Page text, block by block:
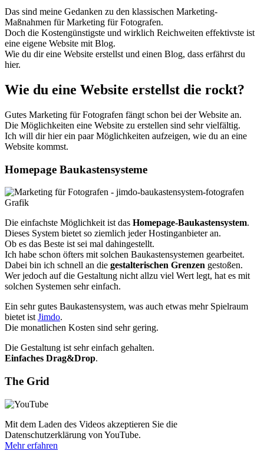
Das sind meine Gedanken zu den klassischen Marketing-
Maßnahmen für Marketing für Fotografen.
Doch die Kostengünstigste und wirklich Reichweiten effektivste ist
eine eigene Website mit Blog.
Wie du dir eine Website erstellst und einen Blog, dass erfährst du
hier.
Wie du eine Website erstellst die rockt?
Gutes Marketing für Fotografen fängt schon bei der Website an.
Die Möglichkeiten eine Website zu erstellen sind sehr vielfältig.
Ich will dir hier ein paar Möglichkeiten aufzeigen, wie du an eine
Website kommst.
Homepage Baukastensysteme
Die einfachste Möglichkeit ist das Homepage-Baukastensystem.
Dieses System bietet so ziemlich jeder Hostinganbieter an.
Ob es das Beste ist sei mal dahingestellt.
Ich habe schon öfters mit solchen Baukastensystemen gearbeitet.
Dabei bin ich schnell an die gestalterischen Grenzen gestoßen.
Wer jedoch auf die Gestaltung nicht allzu viel Wert legt, hat es mit
solchen Systemen sehr einfach.
Ein sehr gutes Baukastensystem, was auch etwas mehr Spielraum
bietet istJimdo.
Die monatlichen Kosten sind sehr gering.
Die Gestaltung ist sehr einfach gehalten.
Einfaches Drag&Drop.
The Grid
Mit dem Laden des Videos akzeptieren Sie die
Datenschutzerklärung von YouTube.
Mehr erfahren